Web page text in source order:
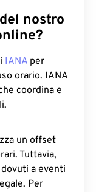
nostro
IANA per
orario. IANA
coordina e
un offset
Tuttavia,
a eventi
Per